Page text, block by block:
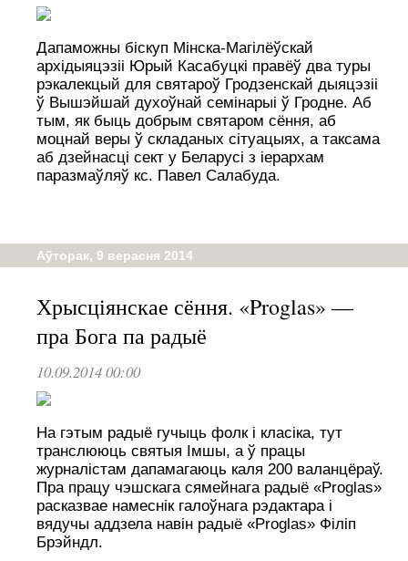
Дапаможны біскуп Мінска-Магілёўскай
архідыяцэзіі Юрый Касабуцкі правёў два туры
рэкалекцый для святароў Гродзенскай дыяцэзіі
ў Вышэйшай духоўнай семінарыі ў Гродне. Аб
тым, як быць добрым святаром сёння, аб
моцнай веры ў складаных сітуацыях, а таксама
аб дзейнасці сект у Беларусі з іерархам
паразмаўляў кс. Павел Салабуда.
Аўторак, 9 верасня 2014
Хрысціянскае сёння. «Proglas» —
пра Бога па радыё
10.09.2014 00:00
На гэтым радыё гучыць фолк і класіка, тут
транслююць святыя Імшы, а ў працы
журналістам дапамагаюць каля 200 валанцёраў.
Пра працу чэшскага сямейнага радыё «Proglas»
расказвае намеснік галоўнага рэдактара і
вядучы аддзела навін радыё «Proglas» Філіп
Брэйндл.